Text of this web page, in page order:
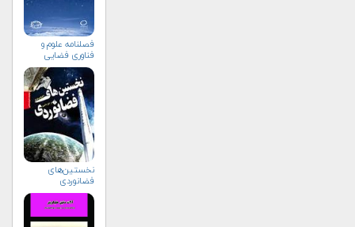
فصلنامه علوم و
فناوری فضایی
نخستین‌های
فضانوردی